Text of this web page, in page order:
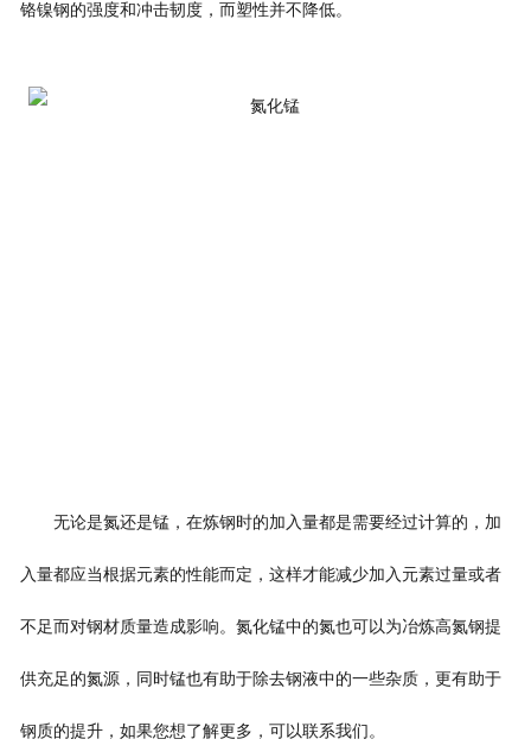
铬镍钢的强度和冲击韧度，而塑性并不降低。
无论是氮还是锰，在炼钢时的加入量都是需要经过计算的，加
入量都应当根据元素的性能而定，这样才能减少加入元素过量或者
不足而对钢材质量造成影响。氮化锰中的氮也可以为冶炼高氮钢提
供充足的氮源，同时锰也有助于除去钢液中的一些杂质，更有助于
钢质的提升，如果您想了解更多，可以联系我们。